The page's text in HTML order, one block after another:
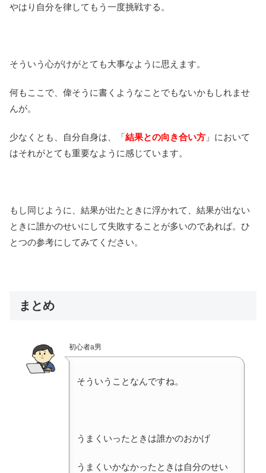
やはり自分を律してもう一度挑戦する。
そういう心がけがとても大事なように思えます。
何もここで、偉そうに書くようなことでもないかもしれませ
んが。
少なくとも、自分自身は、「結果との向き合い方 」において
はそれがとても重要なように感じています。
もし同じように、結果が出たときに浮かれて、結果が出ない
ときに誰かのせいにして失敗することが多いのであれば。ひ
とつの参考にしてみてください。
まとめ
初心者a男
そういうことなんですね。
うまくいったときは誰かのおかげ
うまくいかなかったときは自分のせい